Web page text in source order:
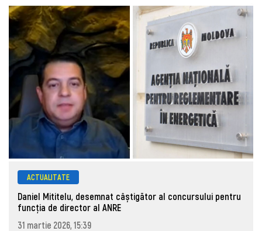
ACTUALITATE
Daniel Mititelu, desemnat câștigător al concursului pentru
funcția de director al ANRE
31 martie 2026, 15:39